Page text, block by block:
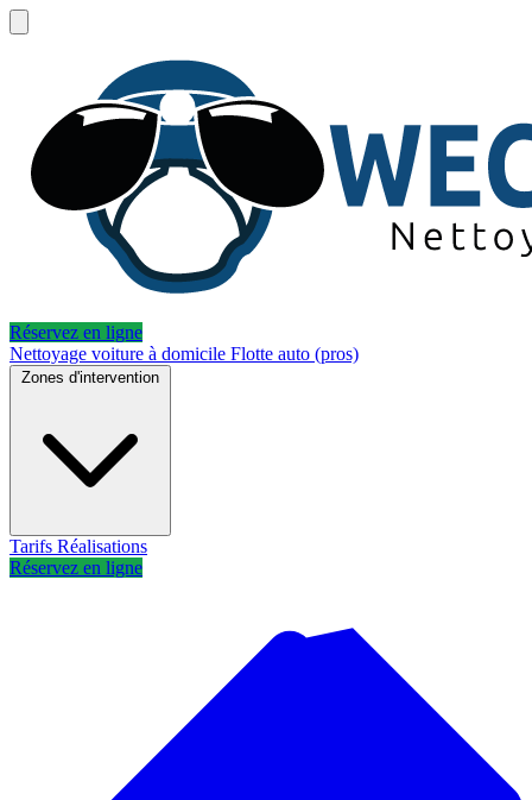
Réservez en ligne
Nettoyage voiture à domicile Flotte auto (pros)
Zones d'intervention
Tarifs Réalisations
Réservez en ligne